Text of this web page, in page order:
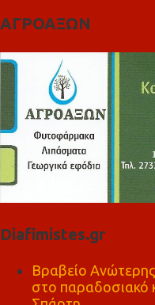
ΑΓΡΟΑΞΩΝ
Diafimistes.gr
Βραβείο
στο